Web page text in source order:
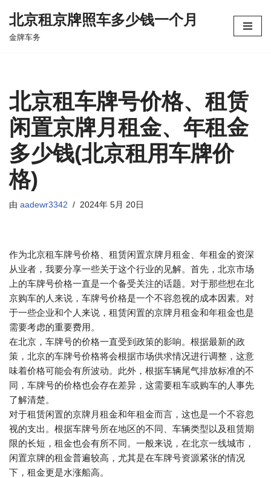
跳
北京租京牌照车多少钱一个月
金牌车务
北京租车牌号价格、租赁
闲置京牌月租金、年租金
多少钱(北京租用车牌价
格)
由 aadewr3342 2024年 5月 20日
作为北京租车牌号价格、租赁闲置京牌月租金、年租金的资深
从业者，我要分享一些关于这个行业的见解。首先，北京市场
上的车牌号价格一直是一个备受关注的话题。对于那些想在北
京购车的人来说，车牌号价格是一个不容忽视的成本因素。对
于一些企业和个人来说，租赁闲置的京牌月租金和年租金也是
需要考虑的重要费用。
在北京，车牌号的价格一直受到政策的影响。根据最新的政
策，北京的车牌号价格将会根据市场供求情况进行调整，这意
味着价格可能会有所波动。此外，根据车辆尾气排放标准的不
同，车牌号的价格也会存在差异，这需要租车或购车的人事先
了解清楚。
对于租赁闲置的京牌月租金和年租金而言，这也是一个不容忽
视的支出。根据车牌号所在地区的不同、车辆类型以及租赁期
限的长短，租金也会有所不同。一般来说，在北京一线城市，
闲置京牌的租金普遍较高，尤其是在车牌号资源紧张的情况
下，租金更是水涨船高。